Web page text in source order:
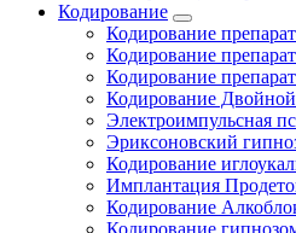
Кодирование
Кодирование
Кодирование
Кодирование
Кодирование
Электроимпульсная
Эриксоновский
Кодирование
Имплантация
Кодирование
Кодирование